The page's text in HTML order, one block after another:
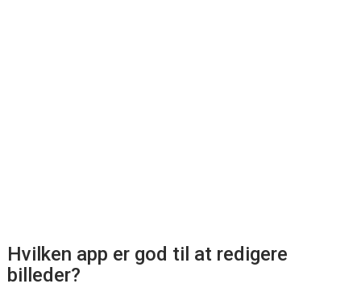
Hvilken app er god til at redigere
billeder?